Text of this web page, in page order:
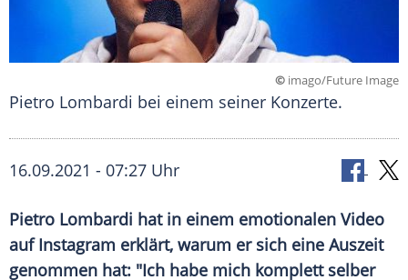
© imago/Future Image
Pietro Lombardi bei einem seiner Konzerte.
16.09.2021 - 07:27 Uhr
Pietro Lombardi hat in einem emotionalen Video
aufInstagram erklärt, warum er sich eine Auszeit
genommen hat: "Ich habe mich komplett selber